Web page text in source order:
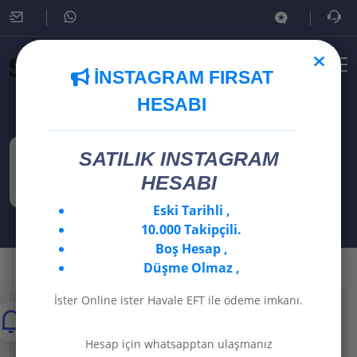
Instagram Takipçi Hilesi
Instagram Takipçi Hilesi
İNSTAGRAM FIRSAT
HESABI
SATILIK INSTAGRAM
HESABI
Eski Tarihli ,
10.000 Takipçili.
Boş Hesap ,
Düşme Olmaz ,
İster Online ister Havale EFT ile ödeme imkanı.
Hesap için whatsapptan ulaşmanız